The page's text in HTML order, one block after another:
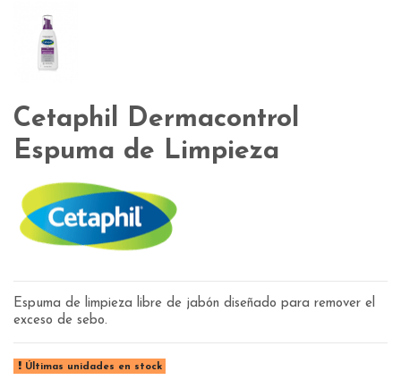
Cetaphil Dermacontrol
Espuma de Limpieza
Espuma de limpieza libre de jabón diseñado para remover el
exceso de sebo.
Últimas unidades en stock